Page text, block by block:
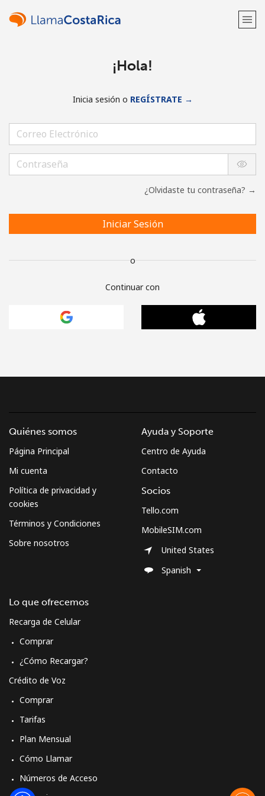
¡Hola!
Inicia sesión o REGÍSTRATE →
¿Olvidaste tu contraseña? →
Iniciar Sesión
o
Continuar con
Quiénes somos
Página Principal
Mi cuenta
Política de privacidad y
cookies
Términos y Condiciones
Sobre nosotros
Lo que ofrecemos
Recarga de Celular
Comprar
¿Cómo Recargar?
Crédito de Voz
Comprar
Tarifas
Plan Mensual
Cómo Llamar
Números de Acceso
Ayuda y Soporte
Centro de Ayuda
Contacto
Socios
Tello.com
MobileSIM.com
United States
Spanish